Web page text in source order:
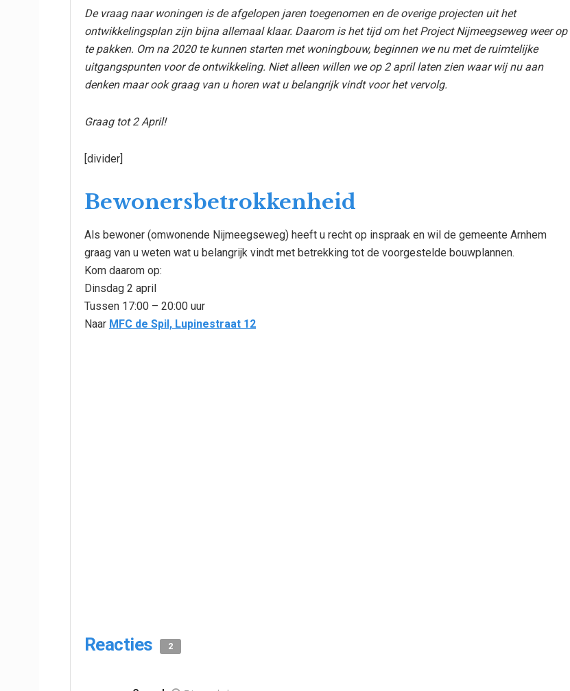
De vraag naar woningen is de afgelopen jaren toegenomen en de overige projecten uit het
ontwikkelingsplan zijn bijna allemaal klaar. Daarom is het tijd om het Project Nijmeegseweg weer op
te pakken. Om na 2020 te kunnen starten met woningbouw, beginnen we nu met de ruimtelijke
uitgangspunten voor de ontwikkeling. Niet alleen willen we op 2 april laten zien waar wij nu aan
denken maar ook graag van u horen wat u belangrijk vindt voor het vervolg.
Graag tot 2 April!
[divider]
Bewonersbetrokkenheid
Als bewoner (omwonende Nijmeegseweg) heeft u recht op inspraak en wil de gemeente Arnhem
graag van u weten wat u belangrijk vindt met betrekking tot de voorgestelde bouwplannen.
Kom daarom op:
Dinsdag 2 april
Tussen 17:00 – 20:00 uur
Naar MFC de Spil, Lupinestraat 12
Reacties 2